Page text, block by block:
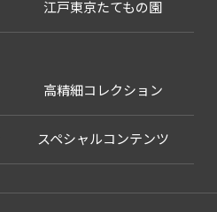
江戸東京たてもの園
高精細コレクション
スペシャルコンテンツ